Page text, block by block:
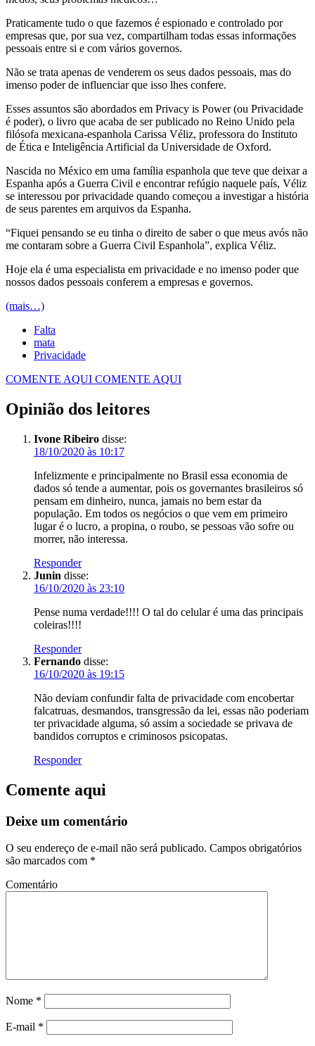
Praticamente tudo o que fazemos é espionado e controlado por
empresas que, por sua vez, compartilham todas essas informações
pessoais entre si e com vários governos.
Não se trata apenas de venderem os seus dados pessoais, mas do
imenso poder de influenciar que isso lhes confere.
Esses assuntos são abordados em Privacy is Power (ou Privacidade
é poder), o livro que acaba de ser publicado no Reino Unido pela
filósofa mexicana-espanhola Carissa Véliz, professora do Instituto
de Ética e Inteligência Artificial da Universidade de Oxford.
Nascida no México em uma família espanhola que teve que deixar a
Espanha após a Guerra Civil e encontrar refúgio naquele país, Véliz
se interessou por privacidade quando começou a investigar a história
de seus parentes em arquivos da Espanha.
“Fiquei pensando se eu tinha o direito de saber o que meus avós não
me contaram sobre a Guerra Civil Espanhola”, explica Véliz.
Hoje ela é uma especialista em privacidade e no imenso poder que
nossos dados pessoais conferem a empresas e governos.
(mais…)
Falta
mata
Privacidade
COMENTE AQUI COMENTE AQUI
Opinião dos leitores
Ivone Ribeiro disse:
18/10/2020 às 10:17
Infelizmente e principalmente no Brasil essa economia de
dados só tende a aumentar, pois os governantes brasileiros só
pensam em dinheiro, nunca, jamais no bem estar da
população. Em todos os negócios o que vem em primeiro
lugar é o lucro, a propina, o roubo, se pessoas vão sofre ou
morrer, não interessa.
Responder
Junin disse:
16/10/2020 às 23:10
Pense numa verdade!!!! O tal do celular é uma das principais
coleiras!!!!
Responder
Fernando disse:
16/10/2020 às 19:15
Não deviam confundir falta de privacidade com encobertar
falcatruas, desmandos, transgressão da lei, essas não poderiam
ter privacidade alguma, só assim a sociedade se privava de
bandidos corruptos e criminosos psicopatas.
Responder
Comente aqui
Deixe um comentário
O seu endereço de e-mail não será publicado. Campos obrigatórios
são marcados com *
Comentário
Nome *
E-mail *